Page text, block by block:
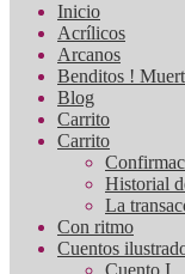
Inicio
Acrílicos
Arcanos
Benditos !
Blog
Carrito
Carrito
Historial
La
Con ritmo
Cuentos
Cuento I